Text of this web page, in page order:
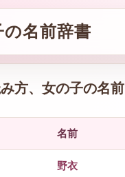
の名前辞書
み方、女の子の名前
名前
野衣